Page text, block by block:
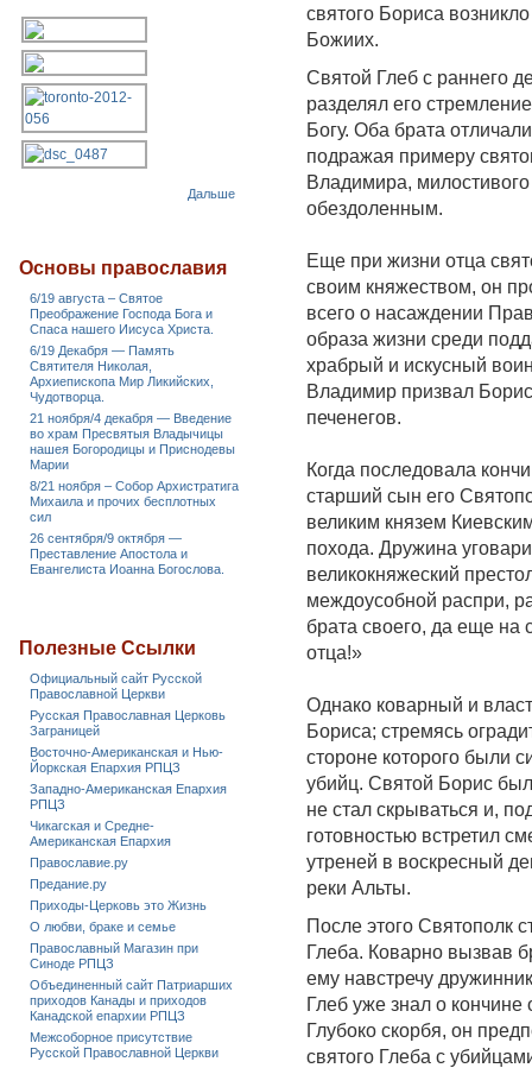
святого Бориса
Божиих.
Святой Глеб с раннего
разделял его
Богу. Оба брата
подражая примеру
Владимира,
обездоленным.
Еще при жизни отца
своим княжеством, он
всего о насаждении
образа жизни среди
храбрый и искусный
Владимир призвал
печенегов.
Когда последовала
старший сын его
великим князем
похода. Дружина
великокняжеский
междоусобной распри,
брата своего, да еще на
отца!»
Однако коварный и
Бориса; стремясь
стороне которого были
убийц. Святой Борис
не стал скрываться и,
готовностью встретил
утреней в воскресный
реки Альты.
После этого Святополк
Глеба. Коварно вызвав
ему навстречу
Глеб уже знал о кончине
Глубоко скорбя, он
святого Глеба с
Дальше
Основы православия
6/19 августа – Святое
Преображение Господа Бога и
Спаса нашего Иисуса Христа.
6/19 Декабря — Память
Святителя Николая,
Архиепископа Мир Ликийских,
Чудотворца.
21 ноября/4 декабря — Введение
во храм Пресвятыя Владычицы
нашея Богородицы и Приснодевы
Марии
8/21 ноября – Собор Архистратига
Михаила и прочих бесплотных
сил
26 сентября/9 октября —
Преставление Апостола и
Евангелиста Иоанна Богослова.
Полезные Ссылки
Официальный сайт Русской
Православной Церкви
Русская Православная Церковь
Заграницей
Восточно-Американская и Нью-
Йоркская Епархия РПЦЗ
Западно-Американская Епархия
РПЦЗ
Чикагская и Средне-
Американская Епархия
Православие.ру
Предание.ру
Приходы-Церковь это Жизнь
О любви, браке и семье
Православный Магазин при
Синоде РПЦЗ
Объединенный сайт Патриарших
приходов Канады и приходов
Канадской епархии РПЦЗ
Межсоборное присутствие
Русской Православной Церкви